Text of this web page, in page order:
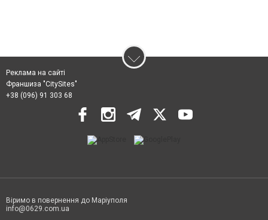
Реклама на сайті
Франшиза "CitySites"
+38 (096) 91 303 68
Віримо в повернення до Маріуполя
info@0629.com.ua